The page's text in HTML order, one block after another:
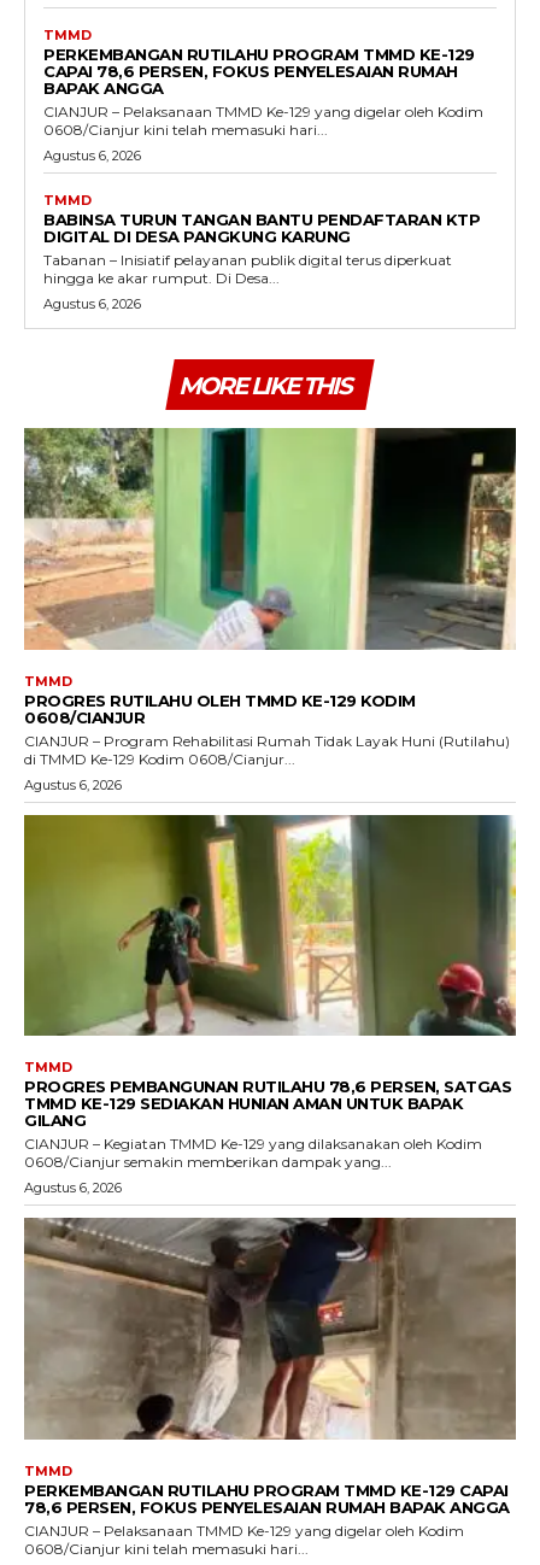
TMMD
PERKEMBANGAN RUTILAHU PROGRAM TMMD KE-129
CAPAI 78,6 PERSEN, FOKUS PENYELESAIAN RUMAH
BAPAK ANGGA
CIANJUR – Pelaksanaan TMMD Ke-129 yang digelar oleh Kodim
0608/Cianjur kini telah memasuki hari...
Agustus 6, 2026
TMMD
BABINSA TURUN TANGAN BANTU PENDAFTARAN KTP
DIGITAL DI DESA PANGKUNG KARUNG
Tabanan – Inisiatif pelayanan publik digital terus diperkuat
hingga ke akar rumput. Di Desa...
Agustus 6, 2026
MORE LIKE THIS
TMMD
PROGRES RUTILAHU OLEH TMMD KE-129 KODIM
0608/CIANJUR
CIANJUR – Program Rehabilitasi Rumah Tidak Layak Huni (Rutilahu)
di TMMD Ke-129 Kodim 0608/Cianjur...
Agustus 6, 2026
TMMD
PROGRES PEMBANGUNAN RUTILAHU 78,6 PERSEN, SATGAS
TMMD KE-129 SEDIAKAN HUNIAN AMAN UNTUK BAPAK
GILANG
CIANJUR – Kegiatan TMMD Ke-129 yang dilaksanakan oleh Kodim
0608/Cianjur semakin memberikan dampak yang...
Agustus 6, 2026
TMMD
PERKEMBANGAN RUTILAHU PROGRAM TMMD KE-129 CAPAI
78,6 PERSEN, FOKUS PENYELESAIAN RUMAH BAPAK ANGGA
CIANJUR – Pelaksanaan TMMD Ke-129 yang digelar oleh Kodim
0608/Cianjur kini telah memasuki hari...